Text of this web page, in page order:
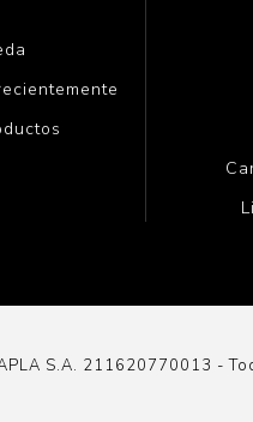
S.A. 211620770013 -